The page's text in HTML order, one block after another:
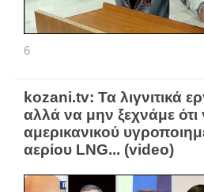
6
kozani.tv: Τα λιγνιτικά
αλλά να μην ξεχνάμε ότι
αμερικανικού
αερίου LNG... (video)